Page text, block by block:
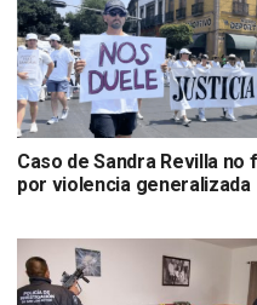
Caso de Sandra Revilla no
por violencia generalizada